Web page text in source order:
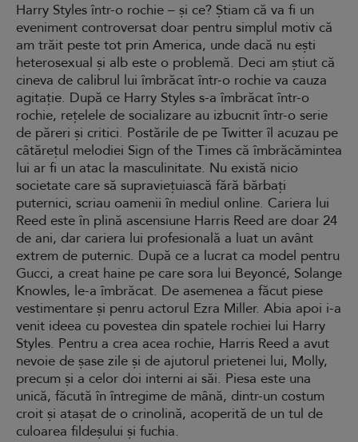
Harry Styles într-o rochie – și ce? Știam că va fi un
eveniment controversat doar pentru simplul motiv că
am trăit peste tot prin America, unde dacă nu ești
heterosexual și alb este o problemă. Deci am știut că
cineva de calibrul lui îmbrăcat într-o rochie va cauza
agitație. După ce Harry Styles s-a îmbrăcat într-o
rochie, rețelele de socializare au izbucnit într-o serie
de păreri și critici. Postările de pe Twitter îl acuzau pe
câtărețul melodiei Sign of the Times că îmbrăcămintea
lui ar fi un atac la masculinitate. Nu există nicio
societate care să supraviețuiască fără bărbați
puternici, scriau oamenii în mediul online. Cariera lui
Reed este în plină ascensiune Harris Reed are doar 24
de ani, dar cariera lui profesională a luat un avânt
extrem de puternic. După ce a lucrat ca model pentru
Gucci, a creat haine pe care sora lui Beyoncé, Solange
Knowles, le-a îmbrăcat. De asemenea a făcut piese
vestimentare și penru actorul Ezra Miller. Abia apoi i-a
venit ideea cu povestea din spatele rochiei lui Harry
Styles. Pentru a crea acea rochie, Harris Reed a avut
nevoie de șase zile și de ajutorul prietenei lui, Molly,
precum și a celor doi interni ai săi. Piesa este una
unică, făcută în întregime de mână, dintr-un costum
croit și atașat de o crinolină, acoperită de un tul de
culoarea fildeșului și fuchia.